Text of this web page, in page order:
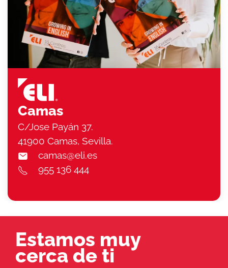
Camas
C/Jose Payán 37.
41900 Camas, Sevilla.
camas@eli.es
955 136 444
Estamos muy
cerca de ti